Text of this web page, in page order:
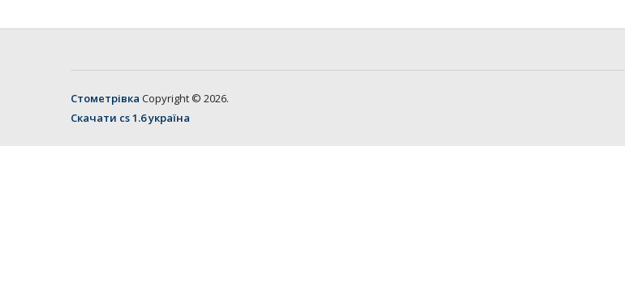
Стометрівка Copyright © 2026.
Скачати cs 1.6 україна